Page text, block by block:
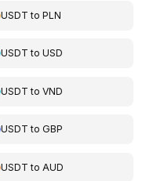
USDT toPLN
USDT toUSD
USDT toVND
USDT toGBP
USDT to AUD